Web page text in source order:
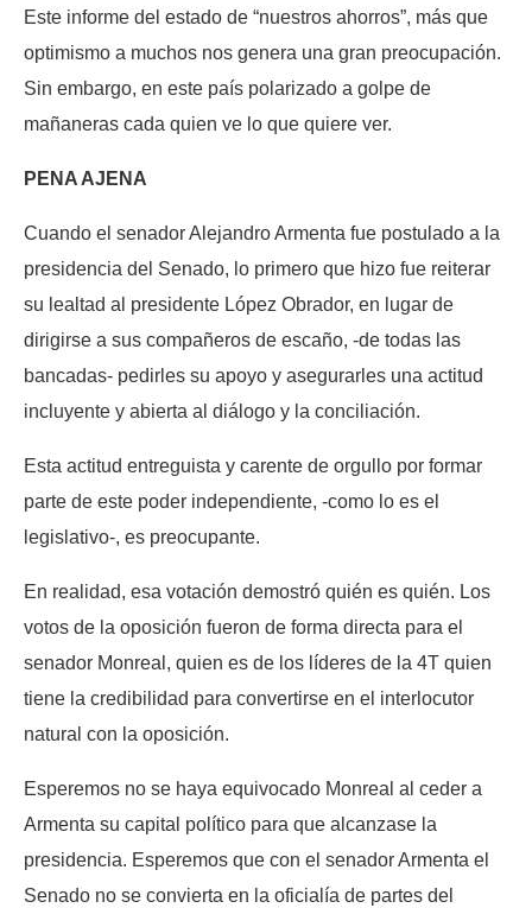
Este informe del estado de “nuestros ahorros”, más que
optimismo a muchos nos genera una gran preocupación.
Sin embargo, en este país polarizado a golpe de
mañaneras cada quien ve lo que quiere ver.
PENA AJENA
Cuando el senador Alejandro Armenta fue postulado a la
presidencia del Senado, lo primero que hizo fue reiterar
su lealtad al presidente López Obrador, en lugar de
dirigirse a sus compañeros de escaño, -de todas las
bancadas- pedirles su apoyo y asegurarles una actitud
incluyente y abierta al diálogo y la conciliación.
Esta actitud entreguista y carente de orgullo por formar
parte de este poder independiente, -como lo es el
legislativo-, es preocupante.
En realidad, esa votación demostró quién es quién. Los
votos de la oposición fueron de forma directa para el
senador Monreal, quien es de los líderes de la 4T quien
tiene la credibilidad para convertirse en el interlocutor
natural con la oposición.
Esperemos no se haya equivocado Monreal al ceder a
Armenta su capital político para que alcanzase la
presidencia. Esperemos que con el senador Armenta el
Senado no se convierta en la oficialía de partes del